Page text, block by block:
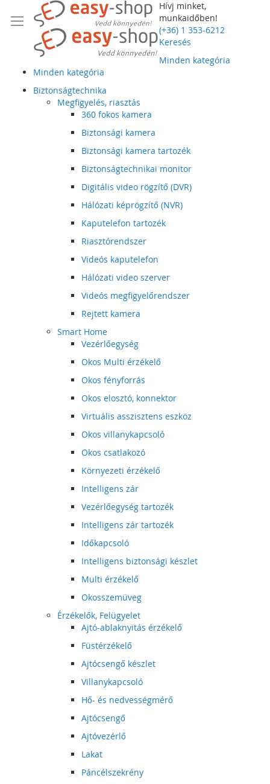
Hívj minket,
munkaidőben!
(+36) 1 353-6212
Keresés
Minden kategória
Minden kategória
Biztonságtechnika
Megfigyelés, riasztás
360 fokos kamera
Biztonsági kamera
Biztonsági kamera tartozék
Biztonságtechnikai monitor
Digitális video rögzítő (DVR)
Hálózati képrögzítő (NVR)
Kaputelefon tartozék
Riasztórendszer
Videós kaputelefon
Hálózati video szerver
Videós megfigyelőrendszer
Rejtett kamera
Smart Home
Vezérlőegység
Okos Multi érzékelő
Okos fényforrás
Okos elosztó, konnektor
Virtuális asszisztens eszköz
Okos villanykapcsoló
Okos csatlakozó
Környezeti érzékelő
Intelligens zár
Vezérlőegység tartozék
Intelligens zár tartozék
Időkapcsoló
Intelligens biztonsági készlet
Multi érzékelő
Okosszemüveg
Érzékelők, Felügyelet
Ajtó-ablaknyitás érzékelő
Füstérzékelő
Ajtócsengő készlet
Villanykapcsoló
Hő- és nedvességmérő
Ajtócsengő
Ajtóvezérlő
Lakat
Páncélszekrény